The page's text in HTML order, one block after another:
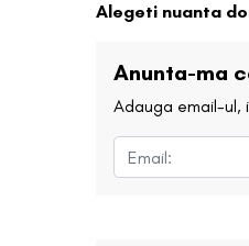
Alegeti nuanta
Anunta-ma
Adauga email-ul,